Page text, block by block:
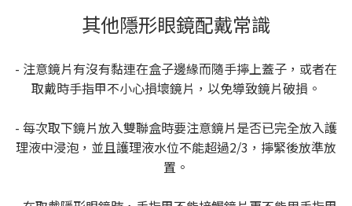
其他隱形眼鏡配戴常識
- 注意鏡片有沒有黏連在盒子邊緣而隨手擰上蓋子，或者在
取戴時手指甲不小心損壞鏡片，以免導致鏡片破損。
- 每次取下鏡片放入雙聯盒時要注意鏡片是否已完全放入護
理液中浸泡，並且護理液水位不能超過2/3，擰緊後放準放
置。